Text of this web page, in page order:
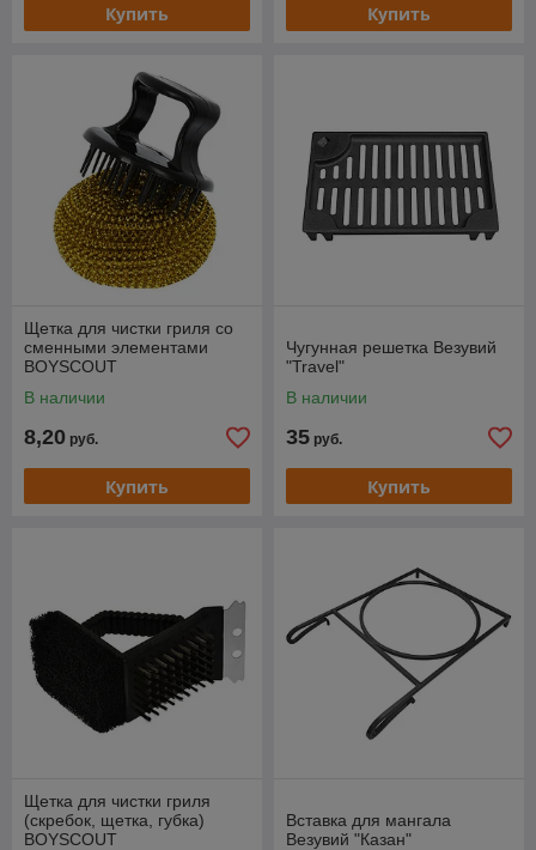
Купить Купить
Щетка для чистки гриля со
сменными элементами
BOYSCOUT
В наличии
8,20 руб.
Купить
Чугунная решетка Везувий
"Travel"
В наличии
35 руб.
Купить
Щетка для чистки гриля
(скребок, щетка, губка)
BOYSCOUT
Вставка для мангала
Везувий "Казан"